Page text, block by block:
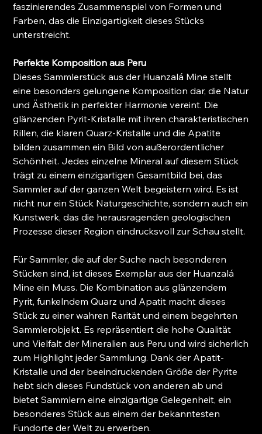
faszinierendes Zusammenspiel von Formen und
Farben, das die Einzigartigkeit dieses Stücks
unterstreicht.
Perfekte Komposition aus Peru
Dieses Sammlerstück aus der Huanzalá Mine stellt
eine besonders gelungene Komposition dar, die Natur
und Ästhetik in perfekter Harmonie vereint. Die
glänzenden Pyrit-Kristalle mit ihren charakteristischen
Rillen, die klaren Quarz-Kristalle und die Apatite
bilden zusammen ein Bild von außerordentlicher
Schönheit. Jedes einzelne Mineral auf diesem Stück
trägt zu einem einzigartigen Gesamtbild bei, das
Sammler auf der ganzen Welt begeistern wird. Es ist
nicht nur ein Stück Naturgeschichte, sondern auch ein
Kunstwerk, das die herausragenden geologischen
Prozesse dieser Region eindrucksvoll zur Schau stellt.
Für Sammler, die auf der Suche nach besonderen
Stücken sind, ist dieses Exemplar aus der Huanzalá
Mine ein Muss. Die Kombination aus glänzendem
Pyrit, funkelndem Quarz und Apatit macht dieses
Stück zu einer wahren Rarität und einem begehrten
Sammlerobjekt. Es repräsentiert die hohe Qualität
und Vielfalt der Mineralien aus Peru und wird sicherlich
zum Highlight jeder Sammlung. Dank der Apatit-
Kristalle und der beeindruckenden Größe der Pyrite
hebt sich dieses Fundstück von anderen ab und
bietet Sammlern eine einzigartige Gelegenheit, ein
besonderes Stück aus einem der bekanntesten
Fundorte der Welt zu erwerben.